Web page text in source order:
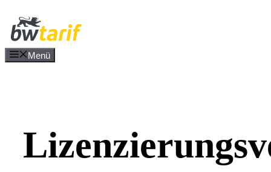
Inhalt
springen
Menü